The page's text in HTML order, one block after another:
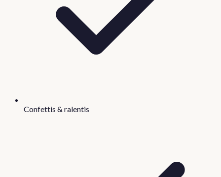
Confettis & ralentis